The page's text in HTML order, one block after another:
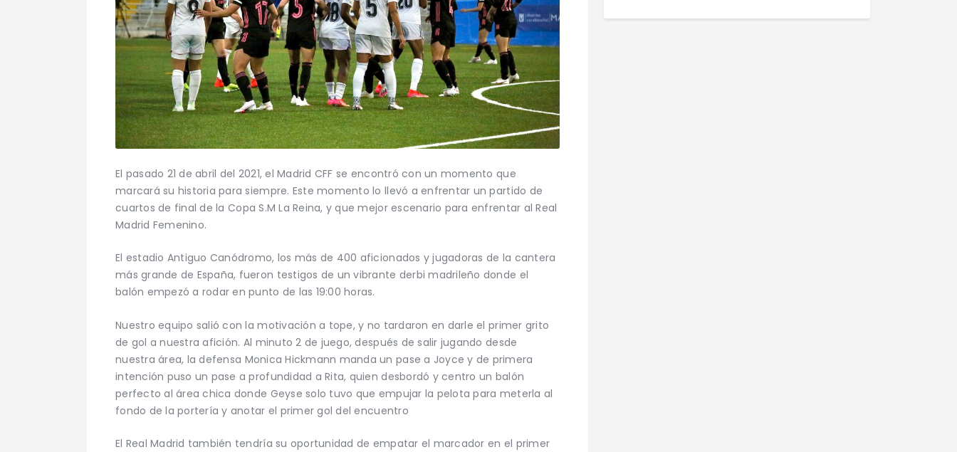
El pasado 21 de abril del 2021, el Madrid CFF se encontró con un momento que
marcará su historia para siempre. Este momento lo llevó a enfrentar un partido de
cuartos de final de la Copa S.M La Reina, y que mejor escenario para enfrentar al Real
Madrid Femenino.
El estadio Antiguo Canódromo, los más de 400 aficionados y jugadoras de la cantera
más grande de España, fueron testigos de un vibrante derbi madrileño donde el
balón empezó a rodar en punto de las 19:00 horas.
Nuestro equipo salió con la motivación a tope, y no tardaron en darle el primer grito
de gol a nuestra afición. Al minuto 2 de juego, después de salir jugando desde
nuestra área, la defensa Monica Hickmann manda un pase a Joyce y de primera
intención puso un pase a profundidad a Rita, quien desbordó y centro un balón
perfecto al área chica donde Geyse solo tuvo que empujar la pelota para meterla al
fondo de la portería y anotar el primer gol del encuentro
El Real Madrid también tendría su oportunidad de empatar el marcador en el primer